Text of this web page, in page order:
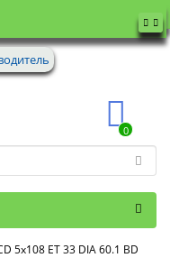
0
5x108 ET 33 DIA 60.1 BD